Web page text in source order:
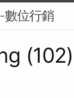
數位行銷
(102)